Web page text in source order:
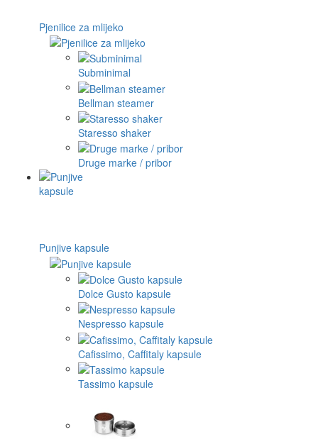
Pjenilice za mlijeko
Subminimal
Bellman steamer
Staresso shaker
Druge marke / pribor
Punjive kapsule
Dolce Gusto kapsule
Nespresso kapsule
Cafissimo, Caffitaly kapsule
Tassimo kapsule